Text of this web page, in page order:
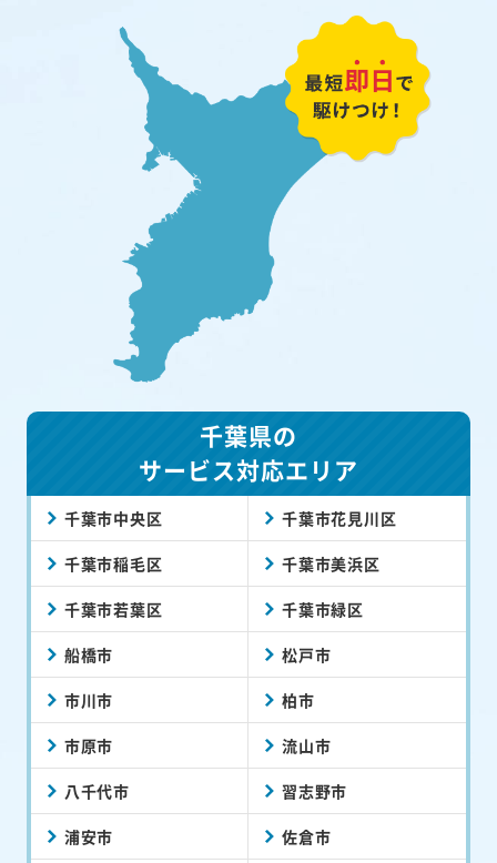
千葉県の
サービス対応エリア
千葉市中央区 千葉市花見川区
千葉市稲毛区 千葉市美浜区
千葉市若葉区 千葉市緑区
船橋市 松戸市
市川市 柏市
市原市 流山市
八千代市 習志野市
浦安市 佐倉市